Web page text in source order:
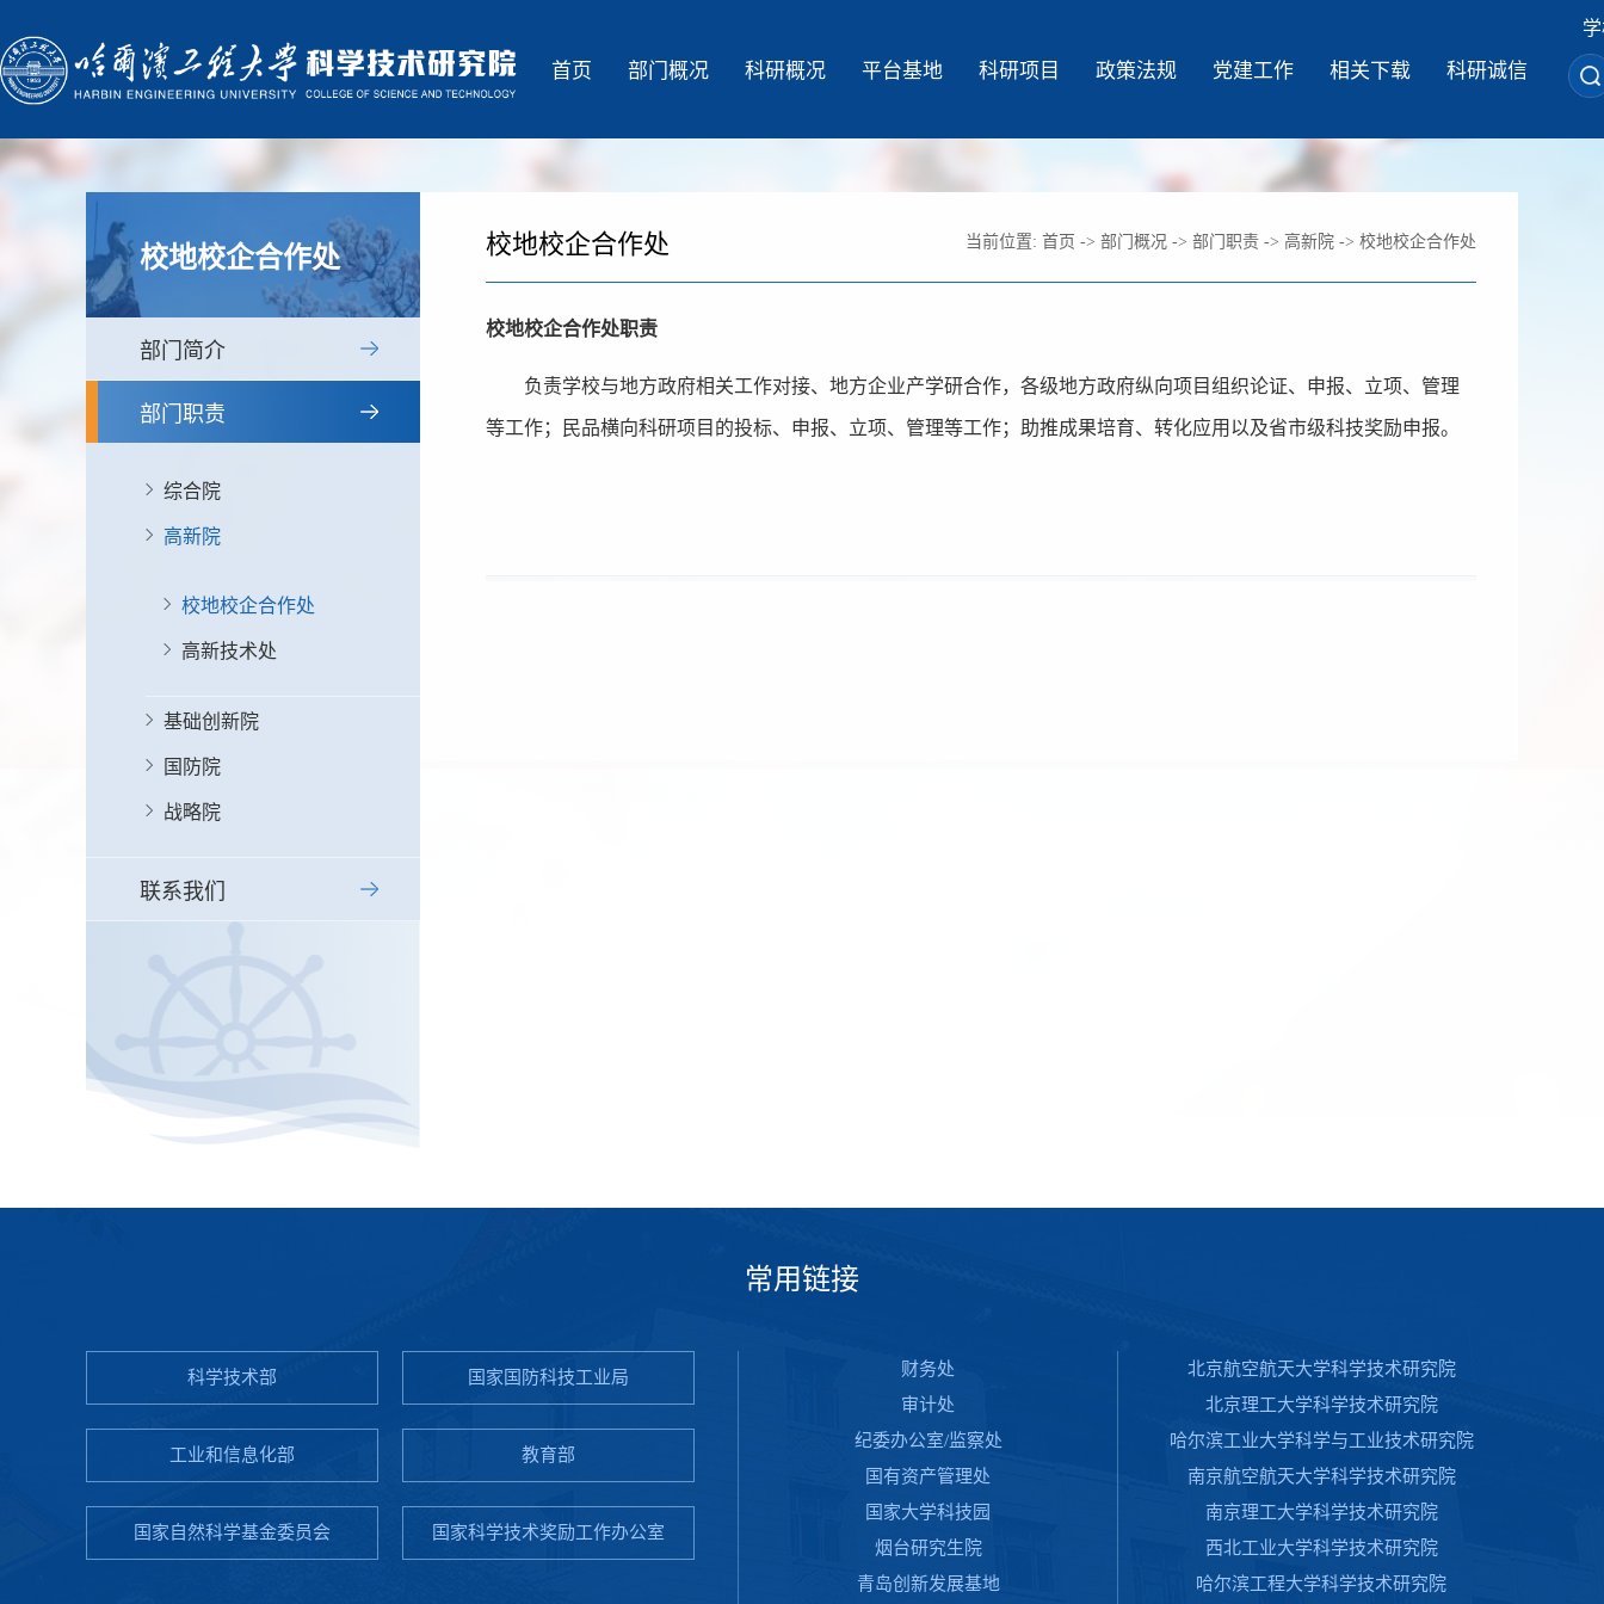
首页 部门概况 科研概况 平台基地 科研项目 政策法规 党建工作 相关下载 科研诚信
校地校企合作处
部门简介
部门职责
综合院
高新院
校地校企合作处
高新技术处
基础创新院
国防院
战略院
联系我们
校地校企合作处 当前位置: 首页 -> 部门概况 -> 部门职责 -> 高新院 -> 校地校企合作处
校地校企合作处职责
负责学校与地方政府相关工作对接、地方企业产学研合作，各级地方政府纵向项目组织论证、申报、立项、管理
等工作；民品横向科研项目的投标、申报、立项、管理等工作；助推成果培育、转化应用以及省市级科技奖励申报。
常用链接
科学技术部 国家国防科技工业局
工业和信息化部 教育部
国家自然科学基金委员会 国家科学技术奖励工作办公室
财务处
审计处
纪委办公室/监察处
国有资产管理处
国家大学科技园
烟台研究生院
青岛创新发展基地
北京航空航天大学科学技术研究院
北京理工大学科学技术研究院
哈尔滨工业大学科学与工业技术研究院
南京航空航天大学科学技术研究院
南京理工大学科学技术研究院
西北工业大学科学技术研究院
哈尔滨工程大学科学技术研究院